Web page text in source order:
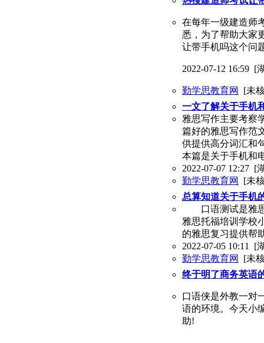
在每年一级建造师
悉，为了帮助大家
让带手机吗这个问
2022-07-12 16:59 [
勤学思教育网
[未
一文了解关于手机
雅思写作主要考察
篇好的雅思写作范
供提供高分词汇和
本篇是关于手机和
2022-07-07 12:27 [
勤学思教育网
[未
总算知道关于手机
口语测试是雅思
雅思托福培训学校
的雅思复习提供帮
2022-07-05 10:11 [
勤学思教育网
[未
终于明了商务英语
口语侠是外教一对
语的环境。今天小
助!